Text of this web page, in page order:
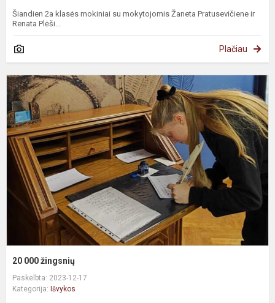
Šiandien 2a klasės mokiniai su mokytojomis Žaneta Pratusevičiene ir
Renata Plėši...
Plačiau
20 000 žingsnių
Paskelbta: 2023-12-17
Kategorija: Išvykos